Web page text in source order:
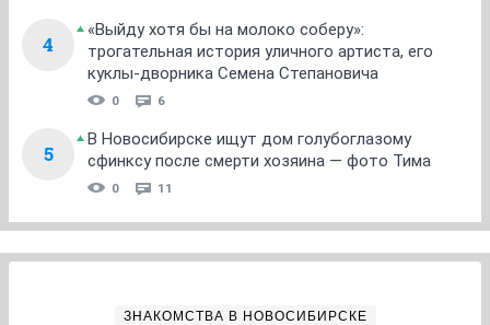
4
«Выйду хотя бы на молоко соберу»:
трогательная история уличного артиста, его
куклы-дворника Семена Степановича
0 6
5
В Новосибирске ищут дом голубоглазому
сфинксу после смерти хозяина — фото Тима
0 11
ЗНАКОМСТВА В НОВОСИБИРСКЕ